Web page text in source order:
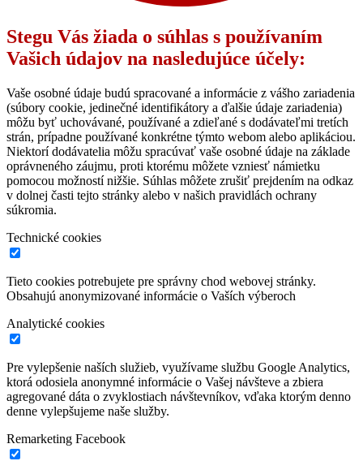
Stegu Vás žiada o súhlas s používaním
Vašich údajov na nasledujúce účely:
Vaše osobné údaje budú spracované a informácie z vášho zariadenia
(súbory cookie, jedinečné identifikátory a ďalšie údaje zariadenia)
môžu byť uchovávané, používané a zdieľané s dodávateľmi tretích
strán, prípadne používané konkrétne týmto webom alebo aplikáciou.
Niektorí dodávatelia môžu spracúvať vaše osobné údaje na základe
oprávneného záujmu, proti ktorému môžete vzniesť námietku
pomocou možností nižšie. Súhlas môžete zrušiť prejdením na odkaz
v dolnej časti tejto stránky alebo v našich pravidlách ochrany
súkromia.
Technické cookies
Tieto cookies potrebujete pre správny chod webovej stránky.
Obsahujú anonymizované informácie o Vaších výberoch
Analytické cookies
Pre vylepšenie naších služieb, využívame službu Google Analytics,
ktorá odosiela anonymné informácie o Vašej návšteve a zbiera
agregované dáta o zvyklostiach návštevníkov, vďaka ktorým denno
denne vylepšujeme naše služby.
Remarketing Facebook